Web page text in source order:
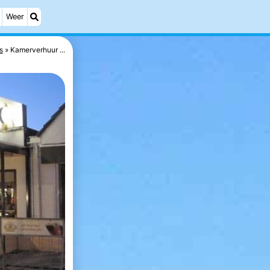
Weer
Kamerverhuur ...